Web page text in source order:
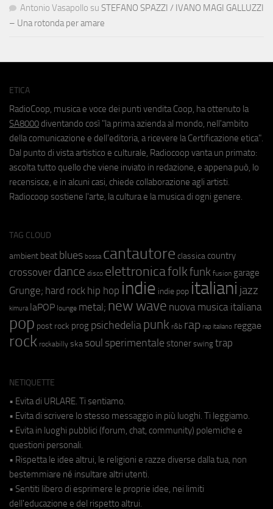
Antonio Vasapollo su STEFANO SPAZZI / IVANO MAGI GALLUZZI
– Una rotonda per amare
ETICA
RadioCoop, musica e voce dei punti vendita Coop, ha ottenuto la
SA8000 diventando così "la prima azienda al mondo, nell'ambito
della comunicazione e dell'editoria, a ricevere la Certificazione etica".
Dal punto di vista artistico e culturale, Radiocoop vanta un primato:
ascolta tutto quello che viene inviato in redazione, e appena può, lo
recensisce, e in alcuni casi, chiede collaborazione agli artisti.
Radiocoop sostiene l'arte, la cultura e la musica di ogni genere.
TAG CLOUD
ambient beat blues bossa cantautore classica country
crossover dance disco elettronicafolkfunk fusion garage
Grunge; hard rock hip hop indie indie pop italiani jazz
kimura laPOP lounge metal; new wave nuova musica italiana
pop post rock prog psichedeliapunk r&b rap rap italiano reggae
rock rockabilly ska soul sperimentale stoner swing trap
NETIQUETTE
• Evita di URLARE. Ti sentiamo.
• Evita di scrivere lo stesso messaggio in più luoghi. Ti leggiamo.
• Evita in luoghi pubblici (forum, chat, community) polemiche e
questioni personali.
• Rispetta le idee altrui, le religioni e razze diverse dalla tua, non
bestemmiare né insultare altri utenti.
• Sentiti libero di esprimere le proprie idee, nei limiti
dell'educazione e del rispetto altrui.